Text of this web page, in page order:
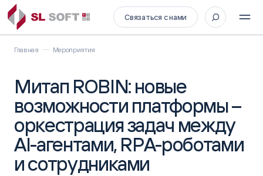
Связаться с нами
Главная Мероприятия
Митап ROBIN: новые
возможности платформы –
оркестрация задач между
AI-агентами, RPA-роботами
и сотрудниками